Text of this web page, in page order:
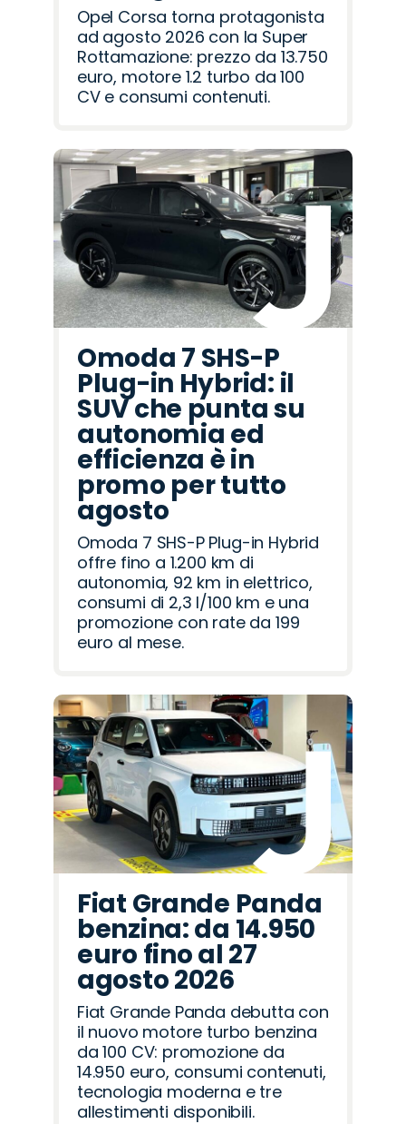
Opel Corsa torna protagonista
ad agosto 2026 con la Super
Rottamazione: prezzo da 13.750
euro, motore 1.2 turbo da 100
CV e consumi contenuti.
Omoda 7 SHS-P
Plug-in Hybrid: il
SUV che punta su
autonomia ed
efficienza è in
promo per tutto
agosto
Omoda 7 SHS-P Plug-in Hybrid
offre fino a 1.200 km di
autonomia, 92 km in elettrico,
consumi di 2,3 l/100 km e una
promozione con rate da 199
euro al mese.
Fiat Grande Panda
benzina: da 14.950
euro fino al 27
agosto 2026
Fiat Grande Panda debutta con
il nuovo motore turbo benzina
da 100 CV: promozione da
14.950 euro, consumi contenuti,
tecnologia moderna e tre
allestimenti disponibili.